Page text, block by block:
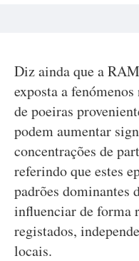
Diz ainda que a
exposta a
de poeiras
podem aumentar
concentrações de
referindo que estes
padrões dominantes
influenciar de forma
registados,
locais.